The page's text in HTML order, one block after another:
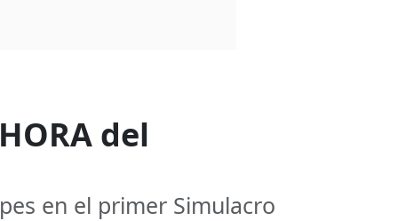
del
en el primer Simulacro